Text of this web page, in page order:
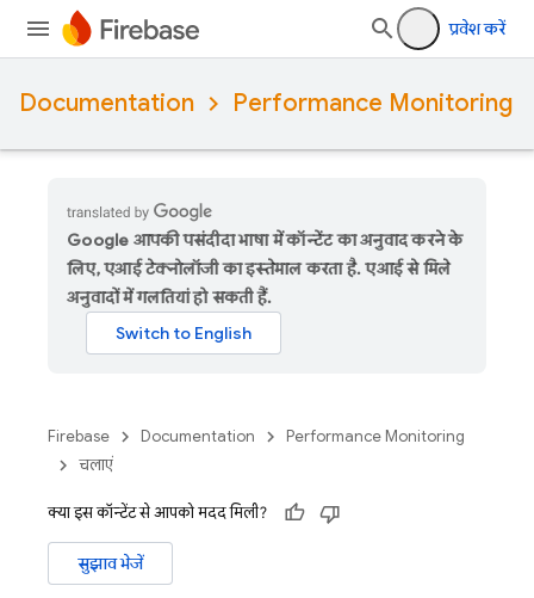
प्रवेश करें
Documentation Performance Monitoring
Google आपकी पसंदीदा भाषा में कॉन्टेंट का अनुवाद करने के
लिए, एआई टेक्नोलॉजी का इस्तेमाल करता है. एआई से मिले
अनुवादों में गलतियां हो सकती हैं.
Firebase Documentation
Performance Monitoring
चलाएं
क्या इस कॉन्टेंट से आपको मदद मिली?
सुझाव भेजें